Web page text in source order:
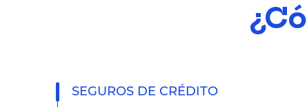
SEGUROS DE CRÉDITO